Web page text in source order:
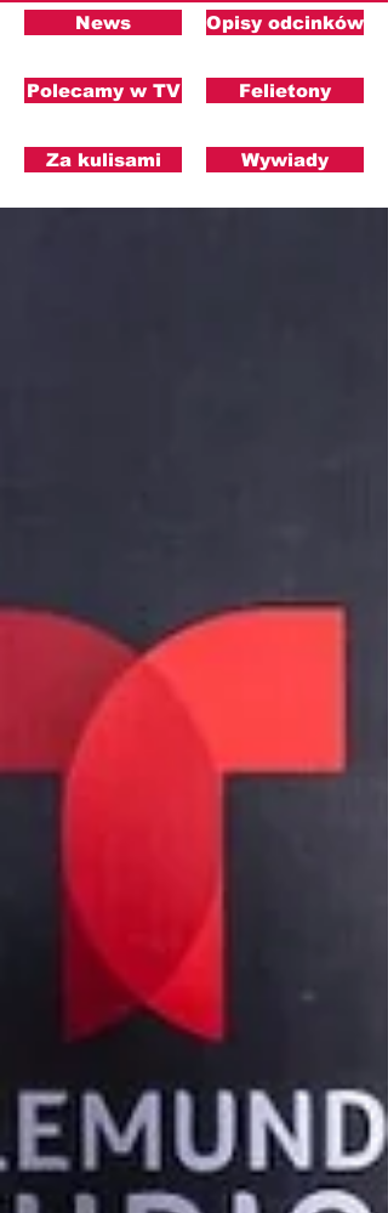
News
Polecamy w TV
Za kulisami
Opisy odcinków
Felietony
Wywiady